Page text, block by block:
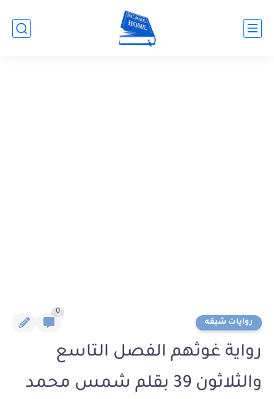
روايات شيقه
0
رواية غوثهم الفصل التاسع
والثلاثون 39 بقلم شمس محمد